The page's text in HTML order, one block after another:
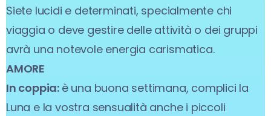
Siete lucidi e determinati, specialmente chi
viaggia o deve gestire delle attività o dei gruppi
avrà una notevole energia carismatica.
AMORE
In coppia: è una buona settimana, complici la
Luna e la vostra sensualità anche i piccoli